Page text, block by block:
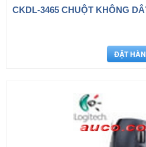
CKDL-3465 CHUỘT KHÔNG